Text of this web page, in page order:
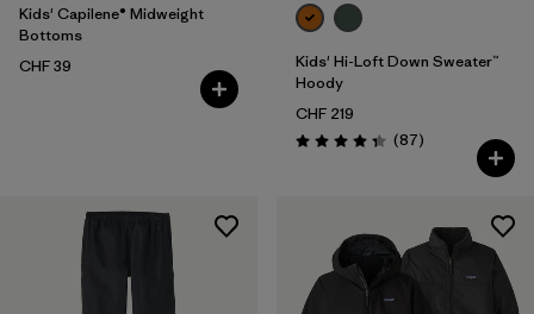
Kids' Capilene® Midweight
Bottoms
CHF 39
Kids' Hi-Loft Down Sweater™
Hoody
CHF 219
Valutazione: 4.3 / 5
(87Recensioni
)